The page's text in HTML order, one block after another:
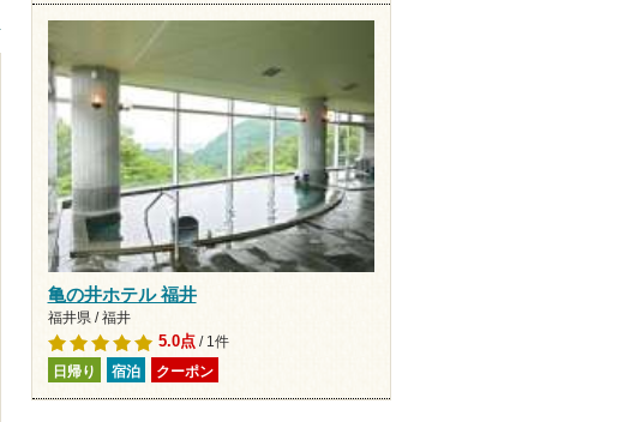
亀の井ホテル 福井
福井県 / 福井
5.0点/ 1件
日帰り 宿泊 クーポン